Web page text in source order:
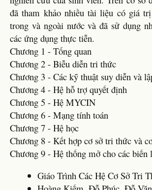
đã tham khảo nhiều tài liệu có giá
trong và ngoài nước và đã sử dụng
các ứng dụng thực tiễn.
Chương 1 - Tổng quan
Chương 2 - Biễu diễn tri thức
Chương 3 - Các kỹ thuật suy diễn và
Chương 4 - Hệ hỗ trợ quyết định
Chương 5 - Hệ MYCIN
Chương 6 - Mạng tính toán
Chương 7 - Hệ học
Chương 8 - Kết hợp cơ sở tri thức và
Chương 9 - Hệ thống mở cho các biến
Giáo Trình Các Hệ Cơ Sở Tri